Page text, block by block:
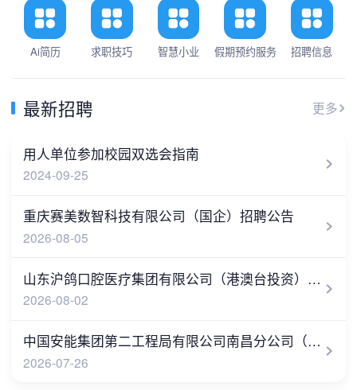
Ai简历 求职技巧 智慧小业 假期预约服务 招聘信息
最新招聘 更多
用人单位参加校园双选会指南
2024-09-25
重庆赛美数智科技有限公司（国企）招聘公告
2026-08-05
山东沪鸽口腔医疗集团有限公司（港澳台投资）招聘公告
2026-08-02
中国安能集团第二工程局有限公司南昌分公司（国企）招聘公告
2026-07-26